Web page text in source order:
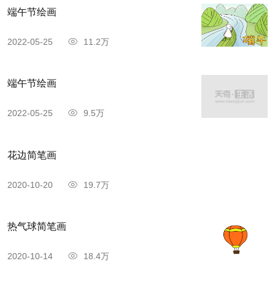
端午节绘画
2022-05-25 11.2万
端午节绘画
2022-05-25 9.5万
花边简笔画
2020-10-20 19.7万
热气球简笔画
2020-10-14 18.4万